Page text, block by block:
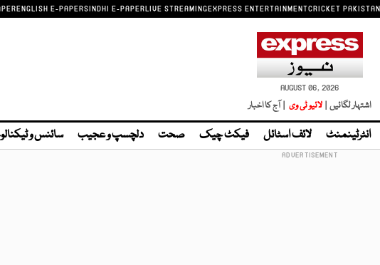
ENGLISH E-PAPERSINDHI E-PAPERLIVE STREAMINGEXPRESS ENTERTAINMENTCRICKET PAKISTAN
AUGUST 06, 2026
اشتہار لگائیں | لائیو ٹی وی | آج کا اخبار
انٹرٹینمنٹ لائف اسٹائل فیکٹ چیک صحت دلچسپ و عجیب سائنس و